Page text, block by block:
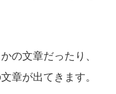
の文章だったり、
章が出てきます。